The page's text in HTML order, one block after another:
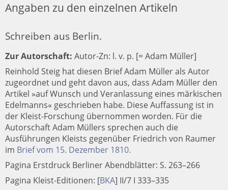
Angaben zu den einzelnen Artikeln
Schreiben aus Berlin.
Zur Autorschaft: Autor-Zn: l. v. p. [= Adam Müller]
Reinhold Steig hat diesen Brief Adam Müller als Autor
zugeordnet und geht davon aus, dass Adam Müller den
Artikel »auf Wunsch und Veranlassung eines märkischen
Edelmanns« geschrieben habe. Diese Auffassung ist in
der Kleist-Forschung übernommen worden. Für die
Autorschaft Adam Müllers sprechen auch die
Ausführungen Kleists gegenüber Friedrich von Raumer
im Brief vom 15. Dezember 1810.
Pagina Erstdruck Berliner Abendblätter: S. 263–266
Pagina Kleist-Editionen: [BKA] II/7 I 333–335